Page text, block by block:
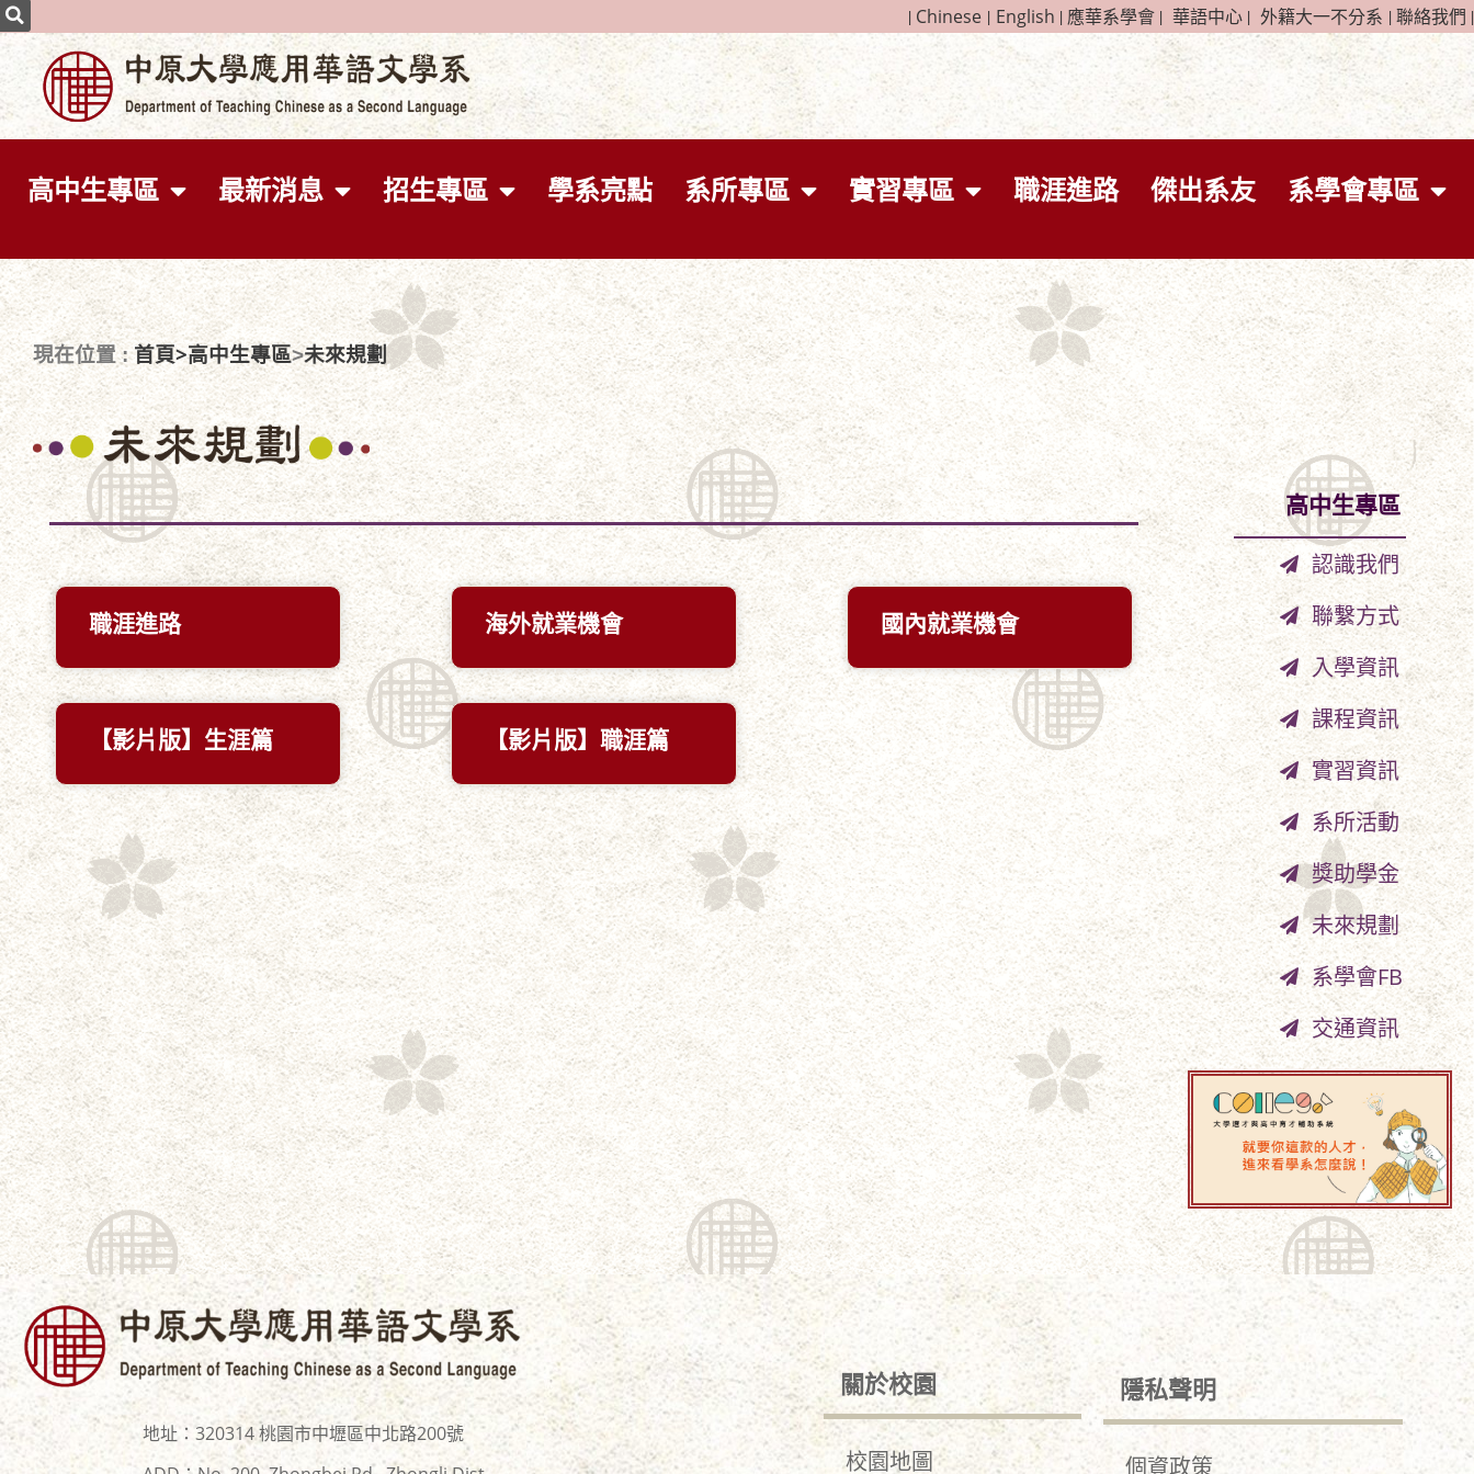
| Chinese | English | 應華系學會 | 華語中心 | 外籍大一不分系 | 聯絡我們 |
高中生專區 最新消息 招生專區 學系亮點 系所專區 實習專區 職涯進路 傑出系友 系學會專區
現在位置 :首頁>高中生專區>未來規劃
職涯進路 海外就業機會 國內就業機會
【影片版】生涯篇 【影片版】職涯篇
高中生專區
認識我們
聯繫方式
入學資訊
課程資訊
實習資訊
系所活動
獎助學金
未來規劃
系學會FB
交通資訊
地址：320314 桃園市中壢區中北路200號
關於校園
校園地圖
隱私聲明
個資政策